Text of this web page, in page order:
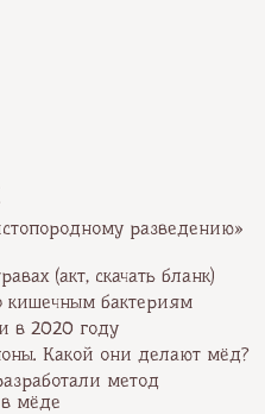
разведению»
(акт, скачать бланк)
кишечным бактериям
в 2020 году
Какой они делают мёд?
метод
мёде